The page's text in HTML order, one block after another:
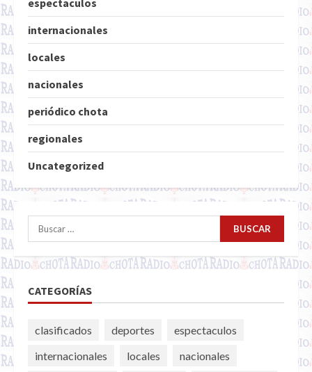
espectaculos
internacionales
locales
nacionales
periódico chota
regionales
Uncategorized
Buscar:
CATEGORÍAS
clasificados deportes
espectaculos
internacionales
locales
nacionales